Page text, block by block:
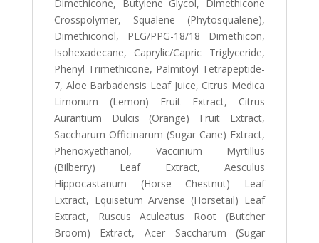
Dimethicone, Butylene Glycol, Dimethicone
Crosspolymer, Squalene (Phytosqualene),
Dimethiconol, PEG/PPG-18/18 Dimethicon,
Isohexadecane, Caprylic/Capric Triglyceride,
Phenyl Trimethicone, Palmitoyl Tetrapeptide-
7, Aloe Barbadensis Leaf Juice, Citrus Medica
Limonum (Lemon) Fruit Extract, Citrus
Aurantium Dulcis (Orange) Fruit Extract,
Saccharum Officinarum (Sugar Cane) Extract,
Phenoxyethanol, Vaccinium Myrtillus
(Bilberry) Leaf Extract, Aesculus
Hippocastanum (Horse Chestnut) Leaf
Extract, Equisetum Arvense (Horsetail) Leaf
Extract, Ruscus Aculeatus Root (Butcher
Broom) Extract, Acer Saccharum (Sugar